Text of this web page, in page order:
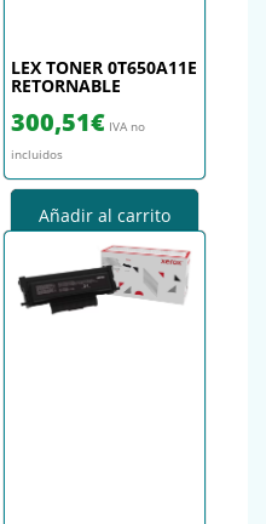
LEX TONER 0T650A11E
RETORNABLE
300,51€ IVA no
incluidos
Añadir al carrito